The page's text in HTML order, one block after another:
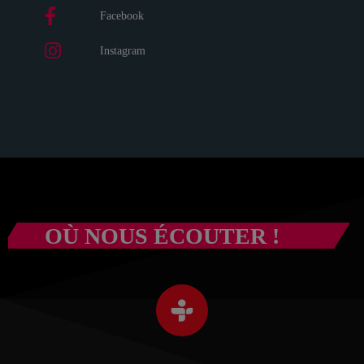
Facebook
Instagram
OÙ NOUS ÉCOUTER !